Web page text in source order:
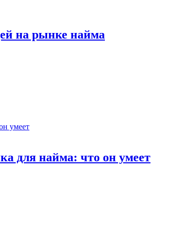
на рынке найма
для найма: что он умеет